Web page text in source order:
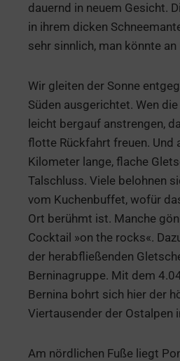
dauernd in neuem Gesicht.
in ihrem dicken
sehr sinnlich, man könnte
Wir gleiten der Sonne
Süden ausgerichtet. Wen
leicht bergauf anstrengen,
flotte Rückfahrt freuen. Und
Kilometer lange, flache
Talschluss. Viele belohnen
vom Kuchenbuffet, wofür
Ort berühmt ist. Manche
Cocktail »on the rocks«.
der herabfließenden
Berninagruppe. Mit dem
Bernina bohrt sich hier der
Viertausender der Ostalpen
Am nördlichen Fuße liegt